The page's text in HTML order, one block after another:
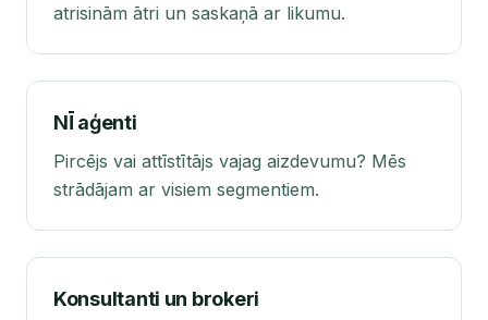
atrisinām ātri un saskaņā ar likumu.
NĪ aģenti
Pircējs vai attīstītājs vajag aizdevumu? Mēs
strādājam ar visiem segmentiem.
Konsultanti un brokeri